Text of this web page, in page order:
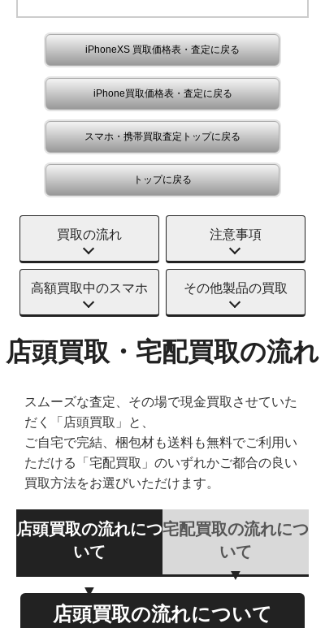
iPhoneXS 買取価格表・査定に戻る
iPhone買取価格表・査定に戻る
スマホ・携帯買取査定トップに戻る
トップに戻る
買取の流れ 注意事項
高額買取中のスマホ その他製品の買取
店頭買取・宅配買取の流れ
スムーズな査定、その場で現金買取させていた
だく「店頭買取」と、
ご自宅で完結、梱包材も送料も無料でご利用い
ただける「宅配買取」のいずれかご都合の良い
買取方法をお選びいただけます。
店頭買取の流れにつ
いて
宅配買取の流れにつ
いて
店頭買取の流れについて